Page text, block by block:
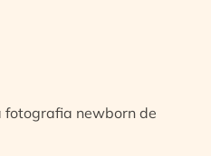
fotografia newborn de